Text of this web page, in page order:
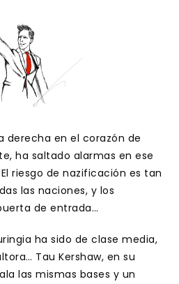
derecha en el corazón de
ha saltado alarmas en ese
riesgo de nazificación es tan
las naciones, y los
de entrada…
ha sido de clase media,
Tau Kershaw, en su
las mismas bases y un